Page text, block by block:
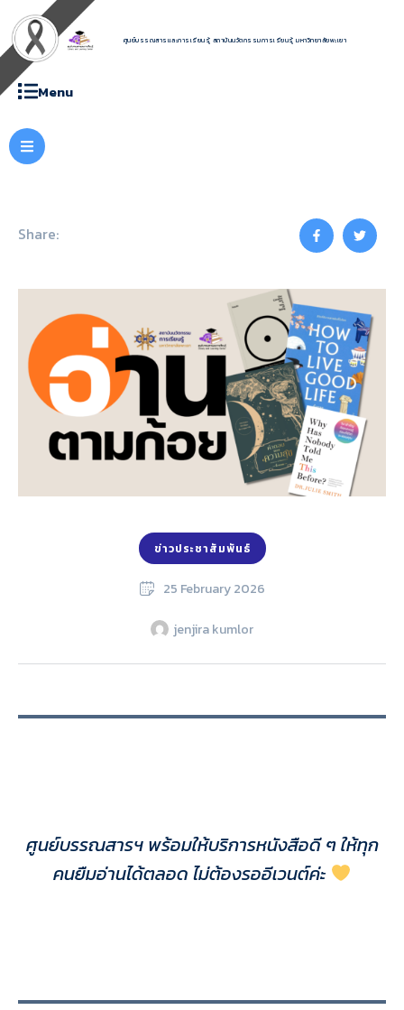
ศูนย์บรรณสารและการเรียนรู้ สถาบันนวัตกรรมการเรียนรู้ มหาวิทยาลัยพะเยา
Menu
Share:
ข่าวประชาสัมพันธ์
25 February 2026
jenjira kumlor
ศูนย์บรรณสารฯ พร้อมให้บริการหนังสือดี ๆ ให้ทุก
คนยืมอ่านได้ตลอด ไม่ต้องรออีเวนต์ค่ะ